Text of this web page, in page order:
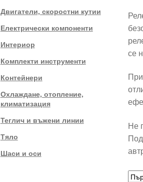
се
Не
Двигатели, скоростни кутии
Електрически компоненти
Интериор
Комплекти инструменти
Контейнери
Охлаждане, отопление,
климатизация
Теглич и въжени линии
Тяло
Шаси и оси